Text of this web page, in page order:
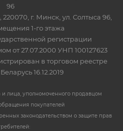
96
г. Минск, ул. Солтыса 96,
1-го этажа
регистрации
от 27.07.2000 УНП 100127623
в торговом реестре
16.12.2019
лица, уполномоченного продавцом
покупателей
законодательством о защите прав